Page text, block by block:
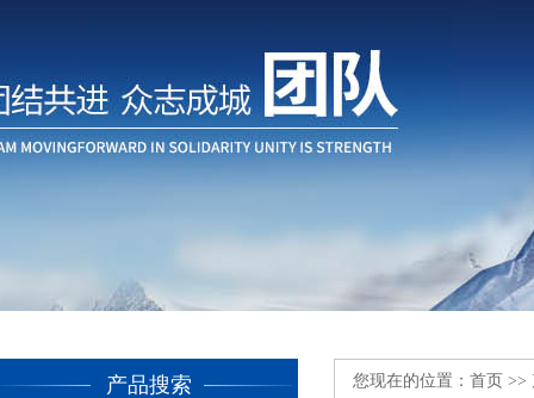
产品搜索 您现在的位置： 首页 >>